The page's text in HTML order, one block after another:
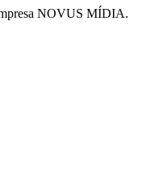
NOVUS MÍDIA.